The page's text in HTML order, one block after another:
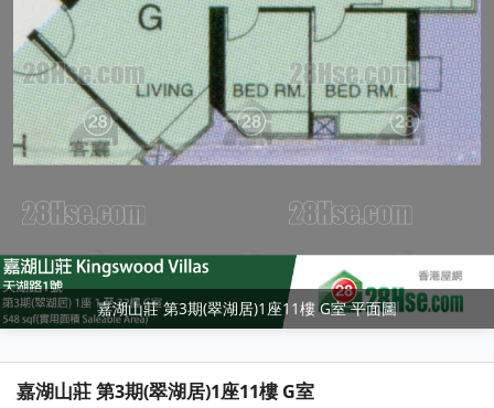
嘉湖山莊 第3期(翠湖居)1座11樓 G室 平面圖
嘉湖山莊 第3期(翠湖居)1座11樓 G室